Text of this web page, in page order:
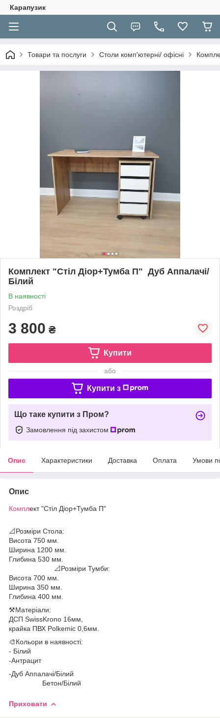
Карапузик
Товари та послуги Столи комп'ютерні/ офісні
Комплект "Стіл Діор+Тумба П" Дуб Аппалачі/
Білий
В наявності
Роздріб
3 800 ₴
Купити
або
Купити з
Що таке купити з Пром?
Замовлення під захистом
Опис Характеристики Доставка Оплата Умови
Опис
Комплект "Стіл Діор+Тумба П"
📐Розміри Стола:
Висота 750 мм.
Ширина 1200 мм.
Глибина 530 мм.
📐Розміри Тумби:
Висота 700 мм.
Ширина 350 мм.
Глибина 400 мм.
⚒️Матеріали:
ДСП SwissKrono 16мм,
крайка ПВХ Polkemic 0,6мм.
🎨Кольори в наявності:
- Білий
-Антрацит
-Дуб Аппалачі/Білий
Бетон/Білий
Приховати